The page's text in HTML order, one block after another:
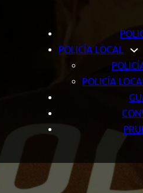
POLICÍA LOCAL
POLICÍA